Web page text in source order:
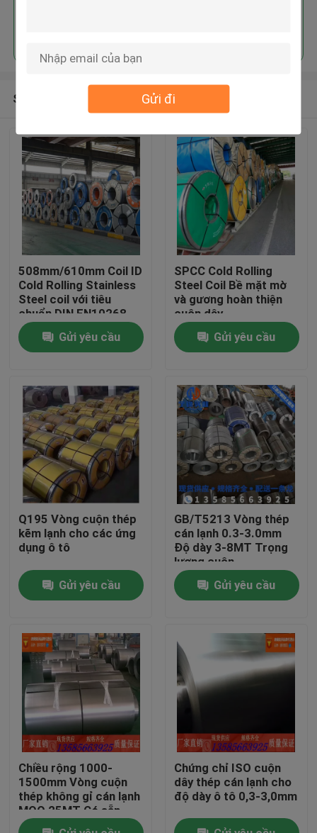
Gửi đi
Nhà
Sản phẩm
Video
Về chúng tôi
Tham quan nhà máy
Kiểm soát chất lượng
Liên hệ chúng tôi
Yêu cầu báo giá
cuộn dây thép không gỉ
Thép cuộn cán nguội
Sản phẩm khuyến cáo
508mm/610mm Coil ID
Cold Rolling Stainless
Steel coil với tiêu
chuẩn DIN EN10268
Gửi yêu cầu
SPCC Cold Rolling
Steel Coil Bề mặt mờ
và gương hoàn thiện
cuộn dây
508mm/610mm
Gửi yêu cầu
Q195 Vòng cuộn thép
kẽm lạnh cho các ứng
dụng ô tô
Gửi yêu cầu
GB/T5213 Vòng thép
cán lạnh 0.3-3.0mm
Độ dày 3-8MT Trọng
lượng cuộn
Gửi yêu cầu
Chiều rộng 1000-
1500mm Vòng cuộn
thép không gỉ cán lạnh
MOQ 25MT Có sẵn
Chứng chỉ ISO cuộn
dây thép cán lạnh cho
độ dày ô tô 0,3-3,0mm